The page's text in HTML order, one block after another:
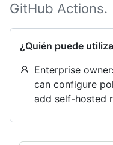
GitHub Actions.
¿Quién puede
Enterprise
can configure
add self-hosted